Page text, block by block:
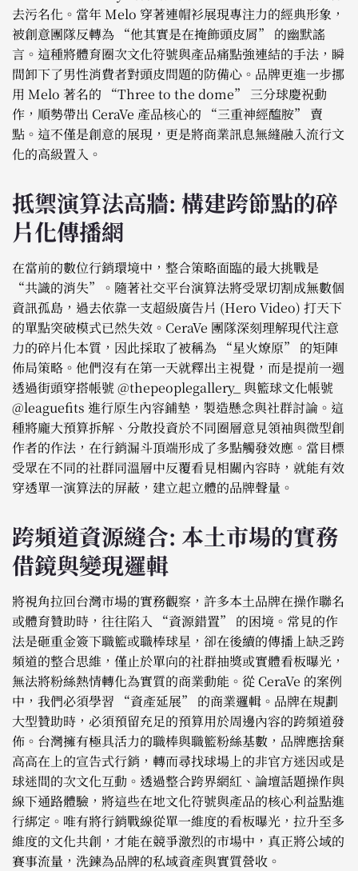
去污名化。當年 Melo 穿著連帽衫展現專注力的經典形象，
被創意團隊反轉為 “他其實是在掩飾頭皮屑” 的幽默謠
言。這種將體育圈次文化符號與產品痛點強連結的手法，瞬
間卸下了男性消費者對頭皮問題的防備心。品牌更進一步挪
用 Melo 著名的 “Three to the dome” 三分球慶祝動
作，順勢帶出 CeraVe 產品核心的 “三重神經醯胺” 賣
點。這不僅是創意的展現，更是將商業訊息無縫融入流行文
化的高級置入。
抵禦演算法高牆: 構建跨節點的碎
片化傳播網
在當前的數位行銷環境中，整合策略面臨的最大挑戰是
“共識的消失”。隨著社交平台演算法將受眾切割成無數個
資訊孤島，過去依靠一支超級廣告片 (Hero Video) 打天下
的單點突破模式已然失效。CeraVe 團隊深刻理解現代注意
力的碎片化本質，因此採取了被稱為 “星火燎原” 的矩陣
佈局策略。他們沒有在第一天就釋出主視覺，而是提前一週
透過街頭穿搭帳號 @thepeoplegallery_ 與籃球文化帳號
@leaguefits 進行原生內容鋪墊，製造懸念與社群討論。這
種將龐大預算拆解、分散投資於不同圈層意見領袖與微型創
作者的作法，在行銷漏斗頂端形成了多點觸發效應。當目標
受眾在不同的社群同溫層中反覆看見相關內容時，就能有效
穿透單一演算法的屏蔽，建立起立體的品牌聲量。
跨頻道資源縫合: 本土市場的實務
借鏡與變現邏輯
將視角拉回台灣市場的實務觀察，許多本土品牌在操作聯名
或體育贊助時，往往陷入 “資源錯置” 的困境。常見的作
法是砸重金簽下職籃或職棒球星，卻在後續的傳播上缺乏跨
頻道的整合思維，僅止於單向的社群抽獎或實體看板曝光，
無法將粉絲熱情轉化為實質的商業動能。從 CeraVe 的案例
中，我們必須學習 “資產延展” 的商業邏輯。品牌在規劃
大型贊助時，必須預留充足的預算用於周邊內容的跨頻道發
佈。台灣擁有極具活力的職棒與職籃粉絲基數，品牌應捨棄
高高在上的宣告式行銷，轉而尋找球場上的非官方迷因或是
球迷間的次文化互動。透過整合跨界網紅、論壇話題操作與
線下通路體驗，將這些在地文化符號與產品的核心利益點進
行綁定。唯有將行銷戰線從單一維度的看板曝光，拉升至多
維度的文化共創，才能在競爭激烈的市場中，真正將公域的
賽事流量，洗鍊為品牌的私域資產與實質營收。